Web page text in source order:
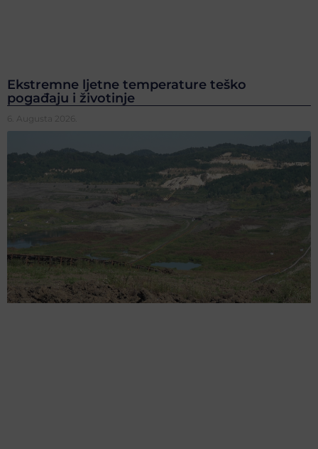
Ekstremne ljetne temperature teško
pogađaju i životinje
6. Augusta 2026.